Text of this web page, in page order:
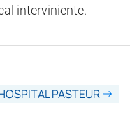
interviniente.
PASTEUR